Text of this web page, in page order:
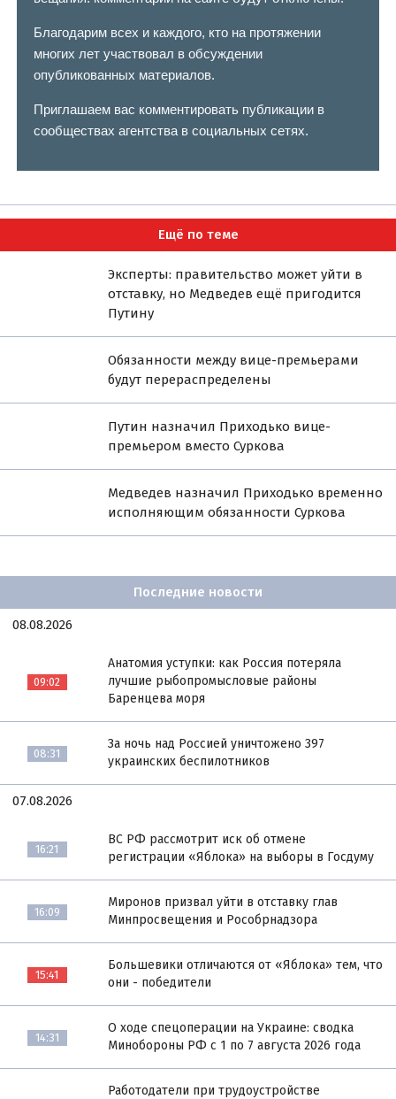
Благодарим всех и каждого, кто на протяжении
многих лет участвовал в обсуждении
опубликованных материалов.
Приглашаем вас комментировать публикации в
сообществах агентства в социальных сетях.
Ещё по теме
Эксперты: правительство может уйти в
отставку, но Медведев ещё пригодится
Путину
Обязанности между вице-премьерами
будут перераспределены
Путин назначил Приходько вице-
премьером вместо Суркова
Медведев назначил Приходько временно
исполняющим обязанности Суркова
Последние новости
08.08.2026
09:02
Анатомия уступки: как Россия потеряла
лучшие рыбопромысловые районы
Баренцева моря
08:31
За ночь над Россией уничтожено 397
украинских беспилотников
07.08.2026
16:21
ВС РФ рассмотрит иск об отмене
регистрации «Яблока» на выборы в Госдуму
16:09
Миронов призвал уйти в отставку глав
Минпросвещения и Рособрнадзора
15:41
Большевики отличаются от «Яблока» тем, что
они - победители
14:31
О ходе спецоперации на Украине: сводка
Минобороны РФ с 1 по 7 августа 2026 года
Работодатели при трудоустройстве